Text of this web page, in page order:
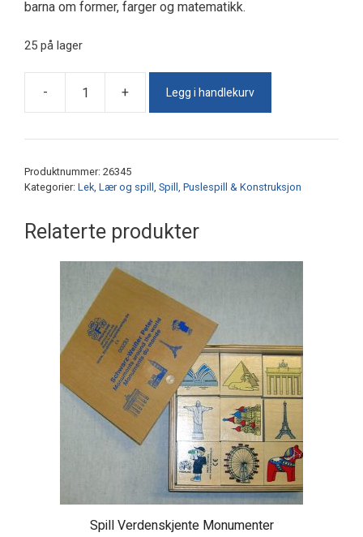
barna om former, farger og matematikk.
25 på lager
-
Skumterninger
antall
+ Legg i handlekurv
Produktnummer: 26345
Kategorier: Lek, Lær og spill , Spill, Puslespill & Konstruksjon
Relaterte produkter
Spill Verdenskjente Monumenter